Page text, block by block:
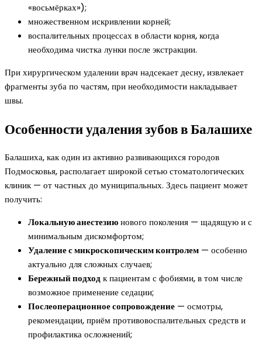
«восьмёрках»);
множественном искривлении корней;
воспалительных процессах в области корня, когда
необходима чистка лунки после экстракции.
При хирургическом удалении врач надсекает десну, извлекает
фрагменты зуба по частям, при необходимости накладывает
швы.
Особенности удаления зубов в Балашихе
Балашиха, как один из активно развивающихся городов
Подмосковья, располагает широкой сетью стоматологических
клиник — от частных до муниципальных. Здесь пациент может
получить:
Локальную анестезиюнового поколения — щадящую и с
минимальным дискомфортом;
Удаление с микроскопическим контролем — особенно
актуально для сложных случаев;
Бережный подходк пациентам с фобиями, в том числе
возможное применение седации;
Послеоперационное сопровождение — осмотры,
рекомендации, приём противовоспалительных средств и
профилактика осложнений;